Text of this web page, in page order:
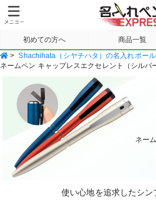
初めての方へ 商品一覧
サンプル請求
> Shachihata（シヤチハタ）の名入れボー
ネームペン キャップレスエクセレント（シルバ
ネー
使い心地を追求したシン